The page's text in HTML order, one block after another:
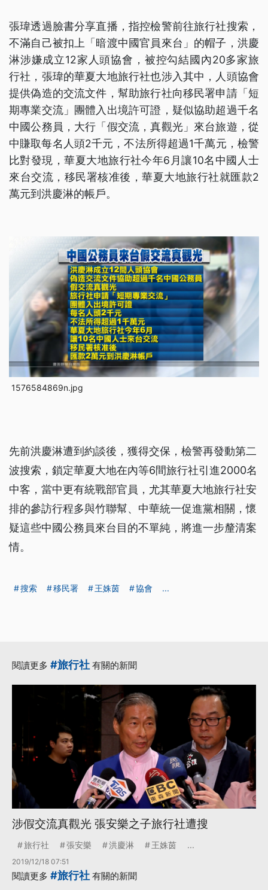
張瑋透過臉書分享直播，指控檢警前往旅行社搜索，
不滿自己被扣上「暗渡中國官員來台」的帽子，洪慶
淋涉嫌成立12家人頭協會，被控勾結國內20多家旅
行社，張瑋的華夏大地旅行社也涉入其中，人頭協會
提供偽造的交流文件，幫助旅行社向移民署申請「短
期專業交流」團體入出境許可證，疑似協助超過千名
中國公務員，大行「假交流，真觀光」來台旅遊，從
中賺取每名人頭2千元，不法所得超過1千萬元，檢警
比對發現，華夏大地旅行社今年6月讓10名中國人士
來台交流，移民署核准後，華夏大地旅行社就匯款2
萬元到洪慶淋的帳戶。
1576584869n.jpg
先前洪慶淋遭到約談後，獲得交保，檢警再發動第二
波搜索，鎖定華夏大地在內等6間旅行社引進2000名
中客，當中更有統戰部官員，尤其華夏大地旅行社安
排的參訪行程多與竹聯幫、中華統一促進黨相關，懷
疑這些中國公務員來台目的不單純，將進一步釐清案
情。
搜索 移民署 王姝茵 協會 ...
閱讀更多 #旅行社 有關的新聞
涉假交流真觀光 張安樂之子旅行社遭搜
旅行社 張安樂 洪慶淋 王姝茵 ...
2019/12/18 07:51
閱讀更多 #旅行社 有關的新聞